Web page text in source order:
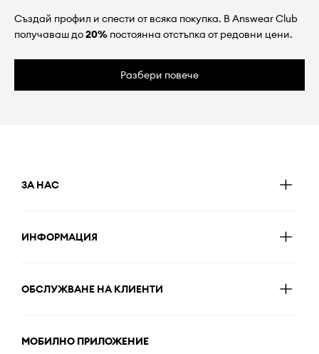
Създай профил и спести от всяка покупка. В Answear Club
получаваш до20% постоянна отстъпка от редовни цени.
Разбери повече
ЗА НАС
ИНФОРМАЦИЯ
ОБСЛУЖВАНЕ НА КЛИЕНТИ
МОБИЛНО ПРИЛОЖЕНИЕ